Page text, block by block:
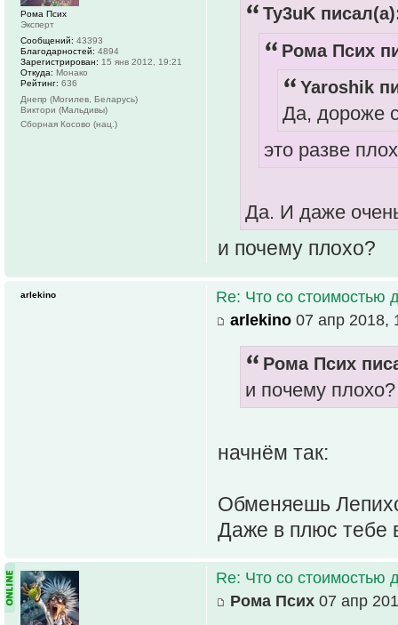
Ty3uK
Рома Псих
Yaroshik
Да, дороже
это разве
Да. И даже
и почему плохо?
Рома Псих
Эксперт
Сообщений: 43393
Благодарностей: 4894
Зарегистрирован: 15 янв 2012, 19:21
Откуда: Монако
Рейтинг: 636
Днепр (Могилев, Беларусь)
Виктори (Мальдивы)
Сборная Косово (нац.)
Re: Что со стоимостью
arlekino 07 апр 2018,
Рома Псих
и почему плохо?
начнём так:
Обменяешь
Даже в плюс тебе
arlekino
Re: Что со стоимостью
Рома Псих 07 апр